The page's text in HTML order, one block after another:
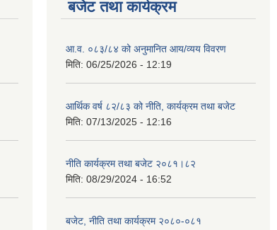
बजेट तथा कार्यक्रम
आ.व. ०८३/८४ को अनुमानित आय/व्यय विवरण
मिति: 06/25/2026 - 12:19
आर्थिक वर्ष ८२/८३ को नीति, कार्यक्रम तथा बजेट
मिति: 07/13/2025 - 12:16
नीति कार्यक्रम तथा बजेट २०८१।८२
मिति: 08/29/2024 - 16:52
बजेट, नीति तथा कार्यक्रम २०८०-०८१